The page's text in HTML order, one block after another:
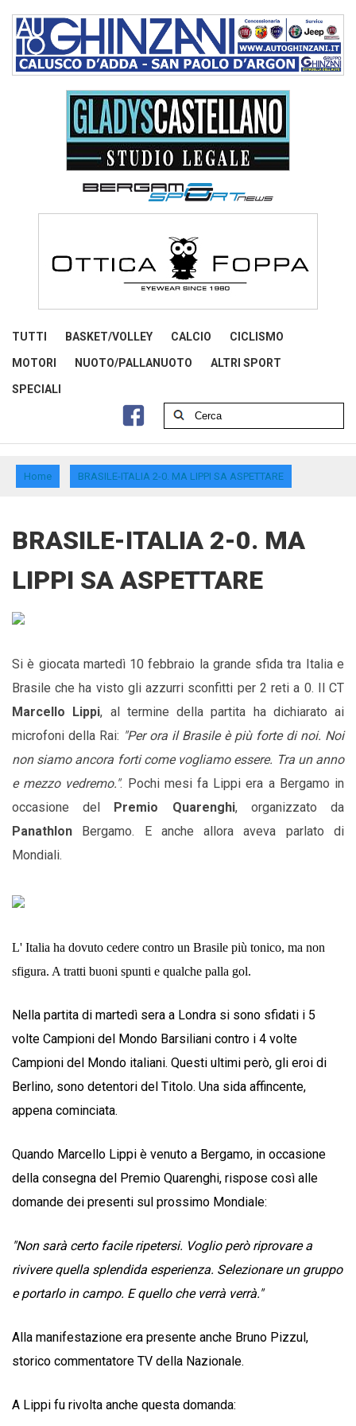
TUTTI BASKET/VOLLEY CALCIO CICLISMO
MOTORI NUOTO/PALLANUOTO ALTRI SPORT
SPECIALI
Home BRASILE-ITALIA 2-0. MA LIPPI SA ASPETTARE
BRASILE-ITALIA 2-0. MA
LIPPI SA ASPETTARE
Si è giocata martedì 10 febbraio la grande sfida tra Italia e
Brasile che ha visto gli azzurri sconfitti per 2 reti a 0. Il CT
Marcello Lippi, al termine della partita ha dichiarato ai
microfoni della Rai: "Per ora il Brasile è più forte di noi. Noi
non siamo ancora forti come vogliamo essere. Tra un anno
e mezzo vedremo.". Pochi mesi fa Lippi era a Bergamo in
occasione del Premio Quarenghi, organizzato da
Panathlon Bergamo. E anche allora aveva parlato di
Mondiali.
L' Italia ha dovuto cedere contro un Brasile più tonico, ma non
sfigura. A tratti buoni spunti e qualche palla gol.
Nella partita di martedì sera a Londra si sono sfidati i 5
volte Campioni del Mondo Barsiliani contro i 4 volte
Campioni del Mondo italiani. Questi ultimi però, gli eroi di
Berlino, sono detentori del Titolo. Una sida affincente,
appena cominciata.
Quando Marcello Lippi è venuto a Bergamo, in occasione
della consegna del Premio Quarenghi, rispose così alle
domande dei presenti sul prossimo Mondiale:
"Non sarà certo facile ripetersi. Voglio però riprovare a
rivivere quella splendida esperienza. Selezionare un gruppo
e portarlo in campo. E quello che verrà verrà."
Alla manifestazione era presente anche Bruno Pizzul,
storico commentatore TV della Nazionale.
A Lippi fu rivolta anche questa domanda: